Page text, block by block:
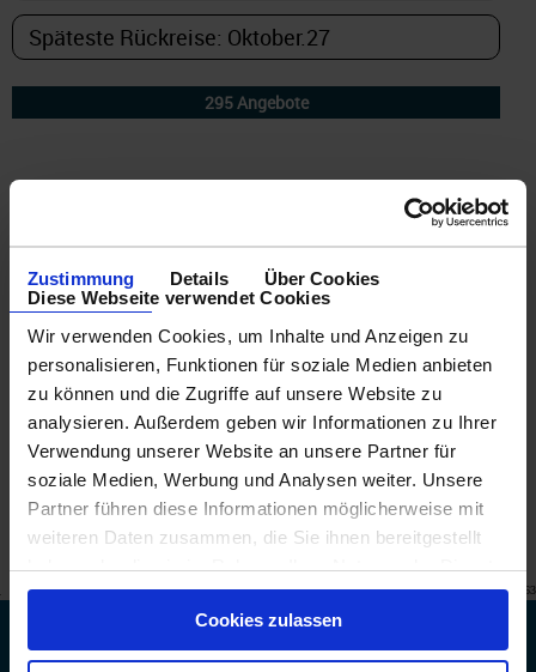
Zustimmung Details
Über Cookies
Diese Webseite verwendet Cookies
Wir verwenden Cookies, um Inhalte und Anzeigen zu
personalisieren, Funktionen für soziale Medien anbieten
zu können und die Zugriffe auf unsere Website zu
analysieren. Außerdem geben wir Informationen zu Ihrer
Verwendung unserer Website an unsere Partner für
soziale Medien, Werbung und Analysen weiter. Unsere
Partner führen diese Informationen möglicherweise mit
weiteren Daten zusammen, die Sie ihnen bereitgestellt
haben oder die sie im Rahmen Ihrer Nutzung der Dienste
gesammelt haben.
Cookies zulassen
DETAILFILTER
© CRUISEHOST Solutions
Leider wurde zu Ihrer Auswahl keine Kreuzfahrt gefunden!
© CRUISEHOST Solutions V4.1663
TOP Häfen
Hamburg
TOP Schiffe